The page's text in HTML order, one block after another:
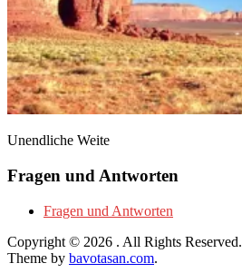
Unendliche Weite
Fragen und Antworten
Fragen und Antworten
Copyright © 2026 . All Rights Reserved.
Theme by bavotasan.com.